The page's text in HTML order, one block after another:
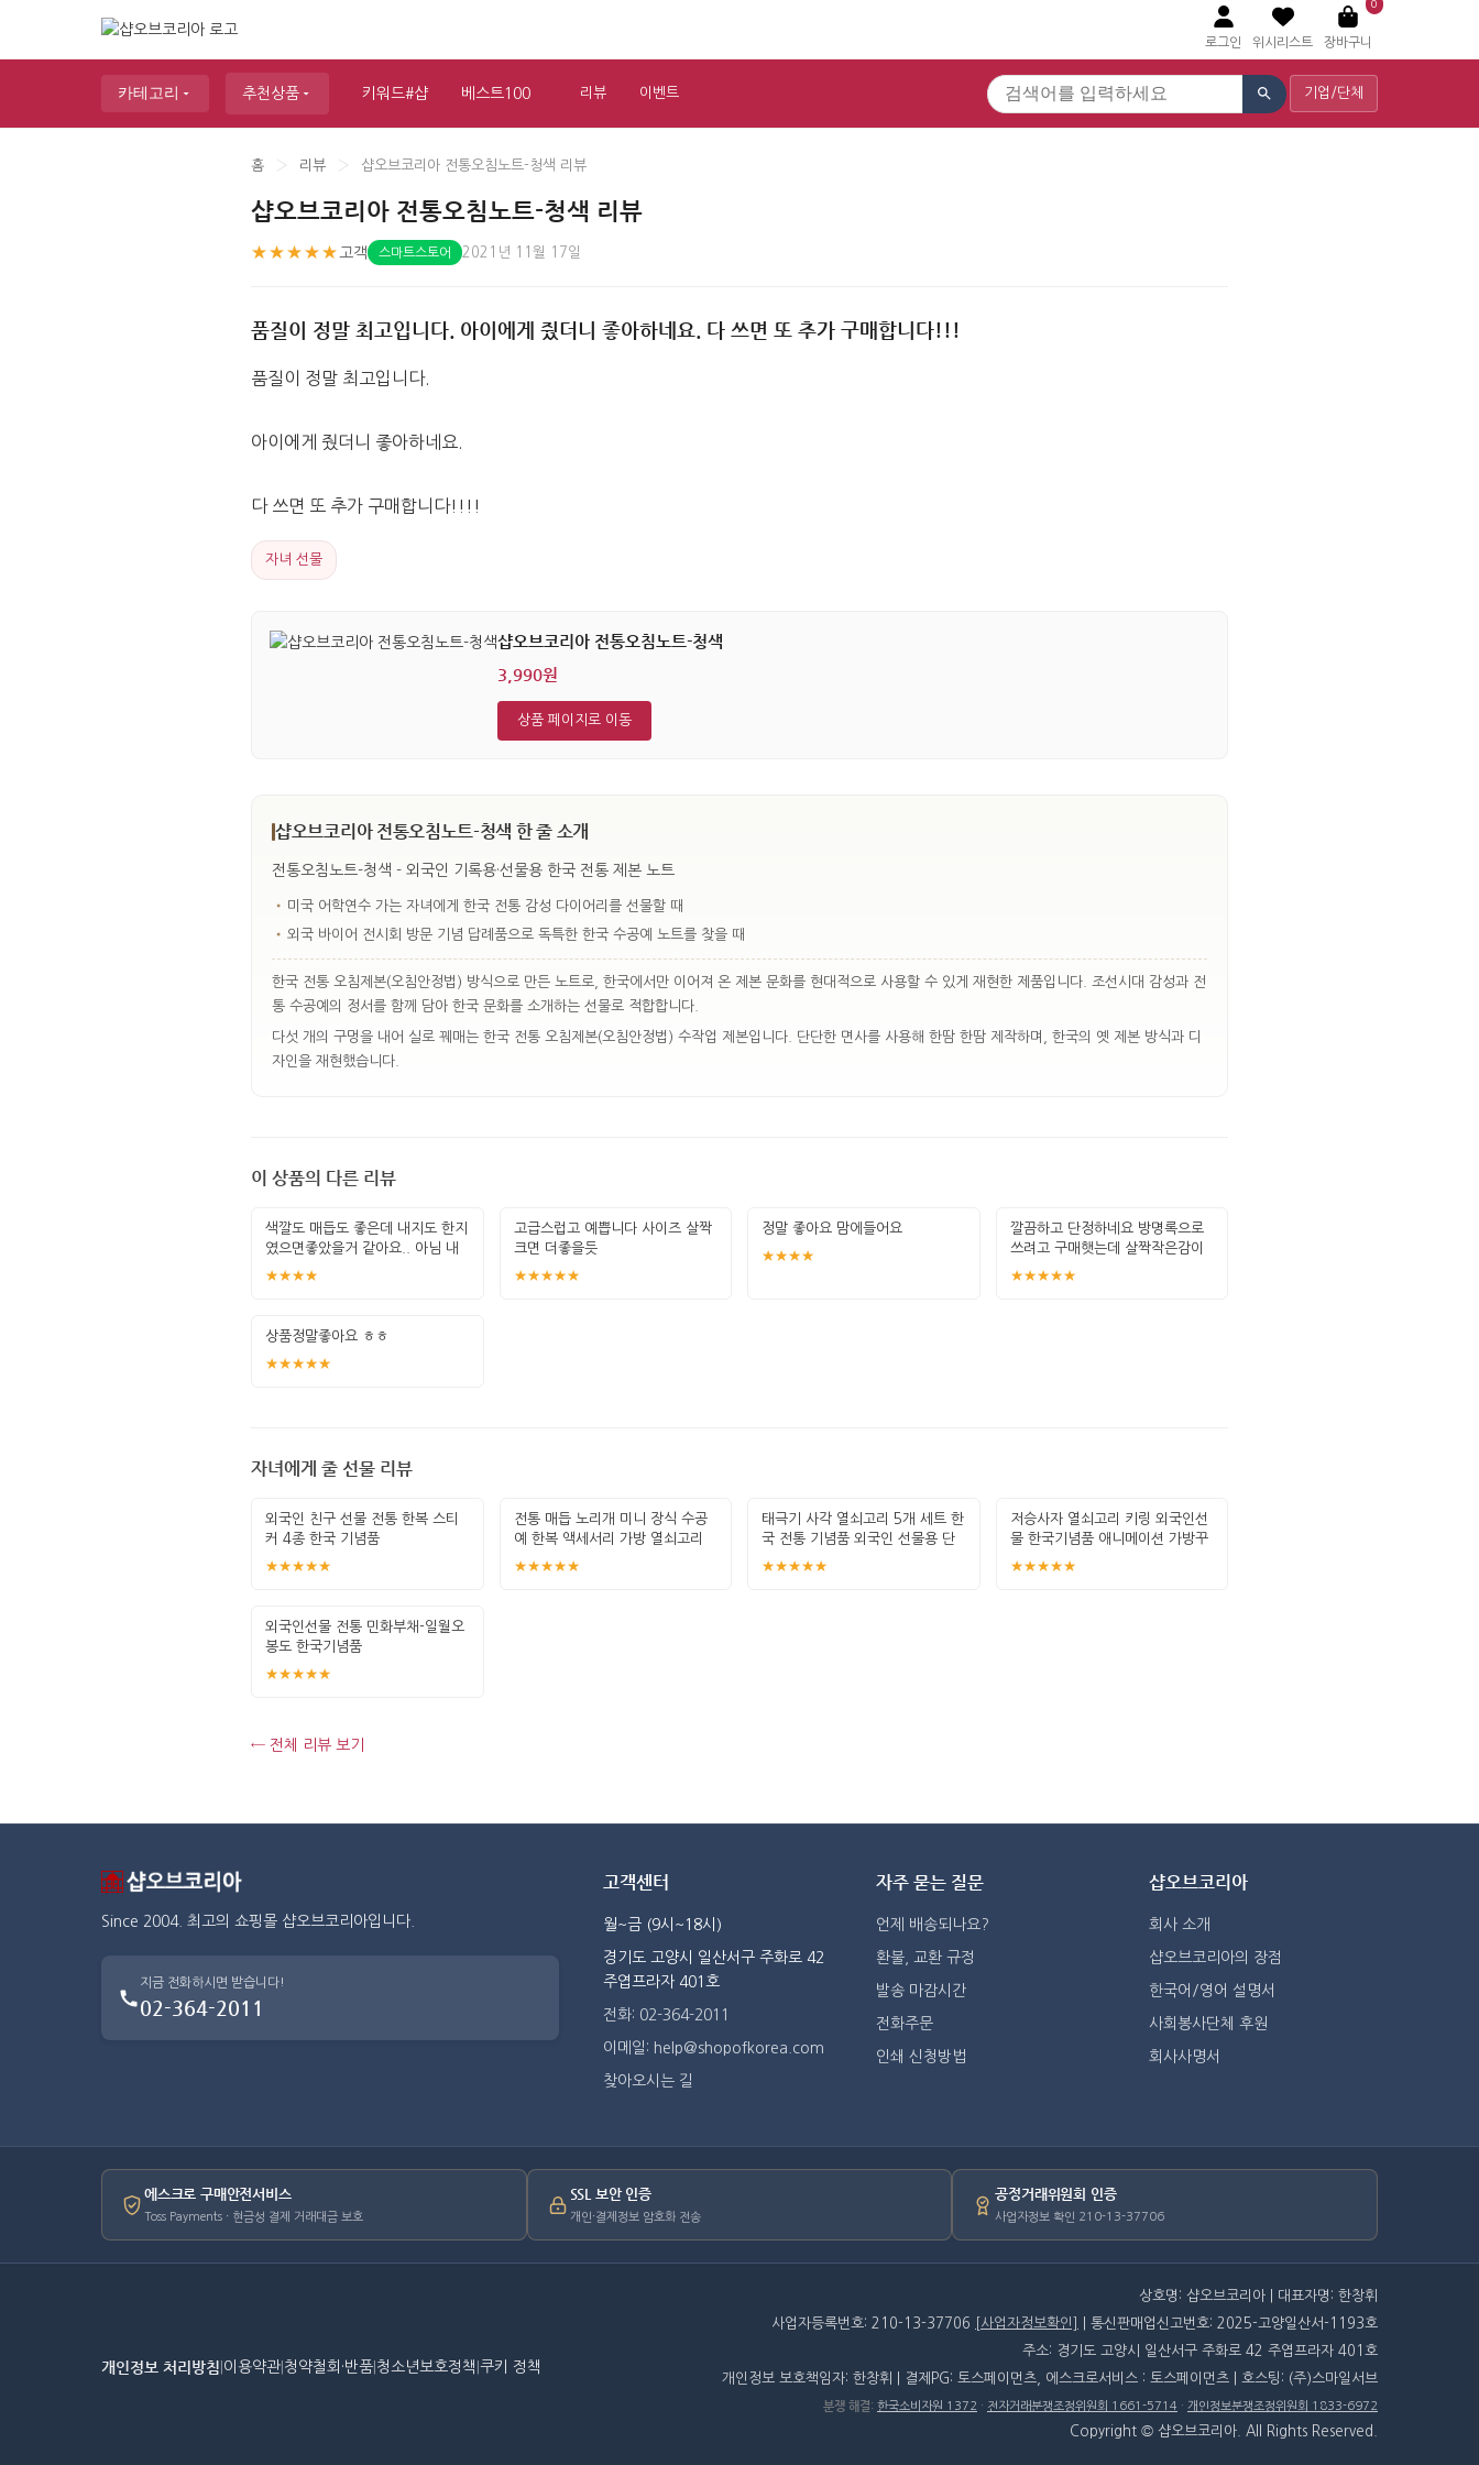
로그인 위시리스트
0
장바구니
카테고리 추천상품 키워드#샵 베스트100 리뷰 이벤트 기업/단체
홈 › 리뷰 › 샵오브코리아 전통오침노트-청색 리뷰
샵오브코리아 전통오침노트-청색 리뷰
★★★★★ 고객 스마트스토어 2021년 11월 17일
품질이 정말 최고입니다. 아이에게 줬더니 좋아하네요. 다 쓰면 또 추가 구매합니다!!!
품질이 정말 최고입니다.
아이에게 줬더니 좋아하네요.
다 쓰면 또 추가 구매합니다!!!!
자녀 선물
샵오브코리아 전통오침노트-청색
3,990원
상품 페이지로 이동
샵오브코리아 전통오침노트-청색 한 줄 소개
전통오침노트-청색 - 외국인 기록용·선물용 한국 전통 제본 노트
• 미국 어학연수 가는 자녀에게 한국 전통 감성 다이어리를 선물할 때
• 외국 바이어 전시회 방문 기념 답례품으로 독특한 한국 수공예 노트를 찾을 때
한국 전통 오침제본(오침안정법) 방식으로 만든 노트로, 한국에서만 이어져 온 제본 문화를 현대적으로 사용할 수 있게 재현한 제품입니다. 조선시대 감성과 전
통 수공예의 정서를 함께 담아 한국 문화를 소개하는 선물로 적합합니다.
다섯 개의 구멍을 내어 실로 꿰매는 한국 전통 오침제본(오침안정법) 수작업 제본입니다. 단단한 면사를 사용해 한땀 한땀 제작하며, 한국의 옛 제본 방식과 디
자인을 재현했습니다.
이 상품의 다른 리뷰
색깔도 매듭도 좋은데 내지도 한지
였으면좋았을거 같아요.. 아님 내
지 한지
★★★★
고급스럽고 예쁩니다 사이즈 살짝
크면 더좋을듯
★★★★★
정말 좋아요 맘에들어요
★★★★
깔끔하고 단정하네요 방명록으로
쓰려고 구매햇는데 살짝작은감이
잇네요
★★★★★
상품정말좋아요 ㅎㅎ
★★★★★
자녀에게 줄 선물 리뷰
외국인 친구 선물 전통 한복 스티
커 4종 한국 기념품
★★★★★
전통 매듭 노리개 미니 장식 수공
예 한복 액세서리 가방 열쇠고리
인테리어
★★★★★
태극기 사각 열쇠고리 5개 세트 한
국 전통 기념품 외국인 선물용 단
체 답
★★★★★
저승사자 열쇠고리 키링 외국인선
물 한국기념품 애니메이션 가방꾸
미기
★★★★★
외국인선물 전통 민화부채-일월오
봉도 한국기념품
★★★★★
← 전체 리뷰 보기
Since 2004. 최고의 쇼핑몰 샵오브코리아입니다.
지금 전화하시면 받습니다!
02-364-2011
고객센터
월~금 (9시~18시)
경기도 고양시 일산서구 주화로 42
주엽프라자 401호
전화: 02-364-2011
이메일: help@shopofkorea.com
찾아오시는 길
자주 묻는 질문
언제 배송되나요?
환불, 교환 규정
발송 마감시간
전화주문
인쇄 신청방법
샵오브코리아
회사 소개
샵오브코리아의 장점
한국어/영어 설명서
사회봉사단체 후원
회사사명서
에스크로 구매안전서비스
Toss Payments · 현금성 결제 거래대금 보호
SSL 보안 인증
개인·결제정보 암호화 전송
공정거래위원회 인증
사업자정보 확인 210-13-37706
개인정보 처리방침 이용약관 청약철회·반품 청소년보호정책 쿠키 정책
상호명: 샵오브코리아 | 대표자명: 한창휘
사업자등록번호: 210-13-37706
[사업자정보확인]
| 통신판매업신고번호: 2025-고양일산서-1193호
주소: 경기도 고양시 일산서구 주화로 42 주엽프라자 401호
개인정보 보호책임자: 한창휘 | 결제PG: 토스페이먼츠, 에스크로서비스 : 토스페이먼츠 | 호스팅: (주)스마일서브
분쟁 해결: 한국소비자원 1372 · 전자거래분쟁조정위원회 1661-5714 · 개인정보분쟁조정위원회 1833-6972
Copyright © 샵오브코리아. All Rights Reserved.